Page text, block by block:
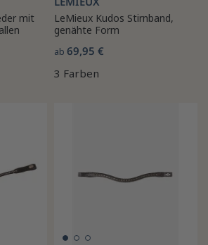
mit
LeMieux Kudos Stirnband,
genähte Form
ab 69,95 €
3 Farben